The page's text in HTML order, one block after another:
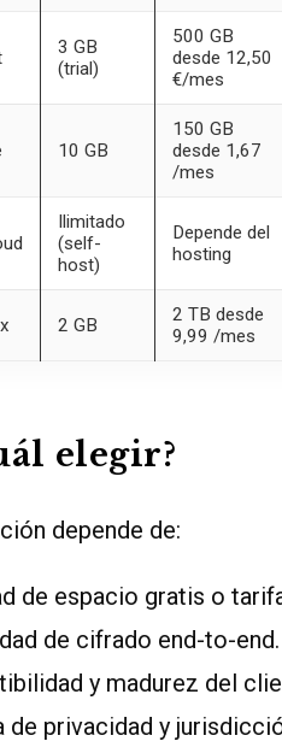
3 GB
(trial)
500 GB
desde 12,50
€/mes
10 GB
150 GB
desde 1,67
/mes
Ilimitado
(self-
host)
Depende del
hosting
2 GB
2 TB desde
9,99 /mes
elegir?
depende de:
de espacio gratis o
de cifrado end-to-end.
y madurez del
de privacidad y